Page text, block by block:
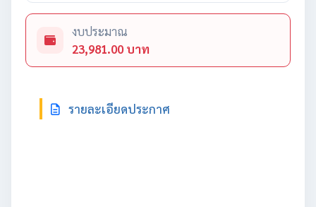
งบประมาณ
23,981.00 บาท
รายละเอียดประกาศ